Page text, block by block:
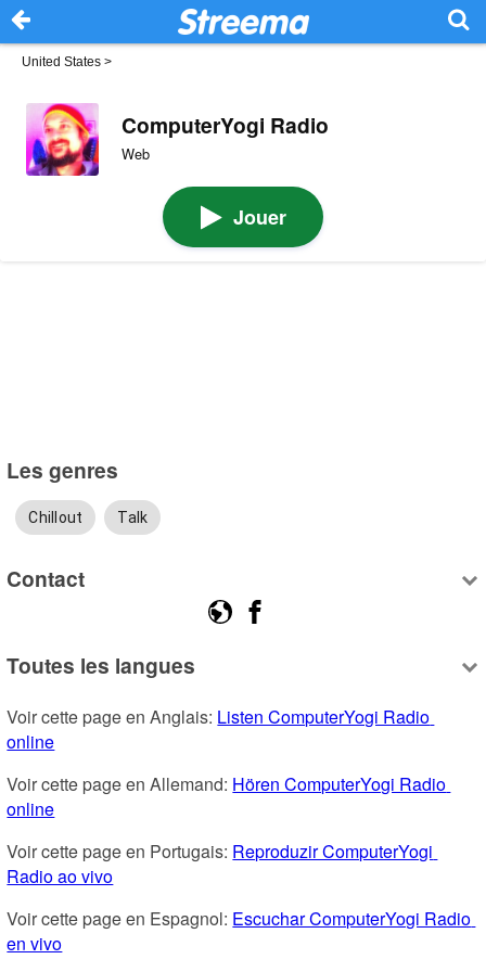
United States >
ComputerYogi Radio
Web
Jouer
Les genres
Chillout Talk
Contact
Toutes les langues
Voir cette page en Anglais: Listen ComputerYogi Radio
online
Voir cette page en Allemand: Hören ComputerYogi Radio
online
Voir cette page en Portugais: Reproduzir ComputerYogi
Radio ao vivo
Voir cette page en Espagnol: Escuchar ComputerYogi Radio
en vivo